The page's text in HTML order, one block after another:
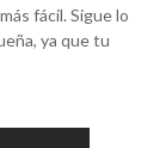
fácil. Sigue lo
ya que tu